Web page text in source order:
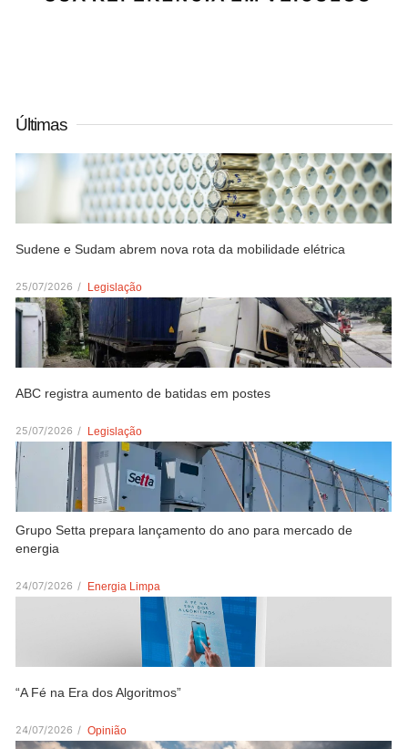
Últimas
Sudene e Sudam abrem nova rota da mobilidade elétrica
25/07/2026 / Legislação
ABC registra aumento de batidas em postes
25/07/2026 / Legislação
Grupo Setta prepara lançamento do ano para mercado de
energia
24/07/2026 / Energia Limpa
“A Fé na Era dos Algoritmos”
24/07/2026 / Opinião